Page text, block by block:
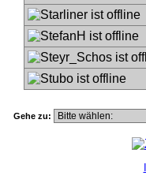
Gehe zu: